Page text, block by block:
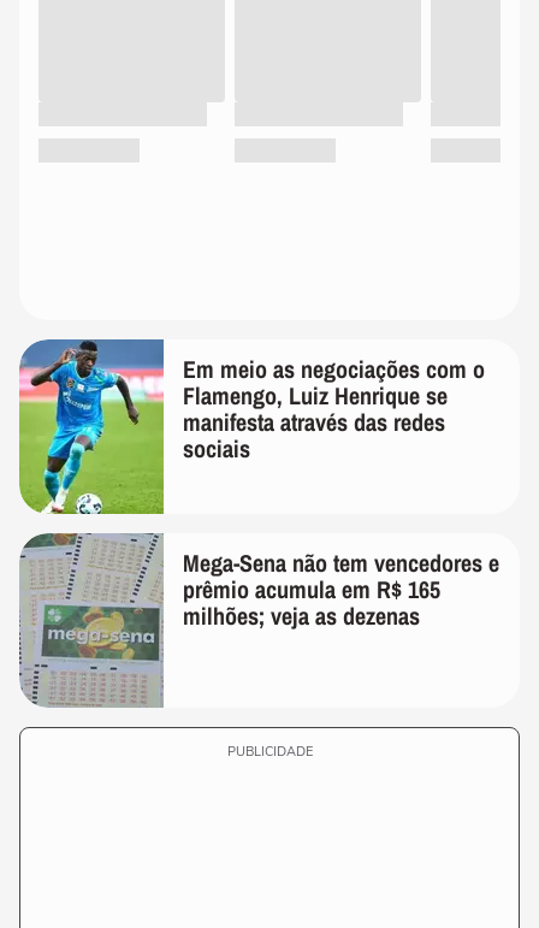
Em meio as negociações com o
Flamengo, Luiz Henrique se
manifesta através das redes
sociais
Mega-Sena não tem vencedores e
prêmio acumula em R$ 165
milhões; veja as dezenas
PUBLICIDADE